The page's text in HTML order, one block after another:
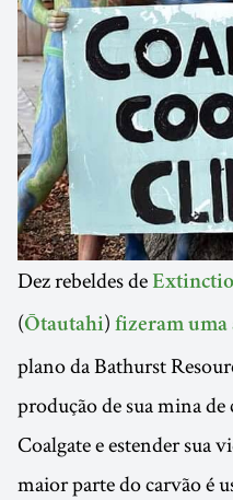
Dez rebeldes de
(Ōtautahi) fizeram uma
plano da Bathurst
produção de sua mina de
Coalgate e estender sua
maior parte do carvão é